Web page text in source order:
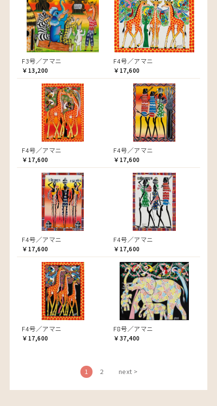
F3号／アマニ
￥13,200
F4号／アマニ
￥17,600
F4号／アマニ
￥17,600
F4号／アマニ
￥17,600
F4号／アマニ
￥17,600
F4号／アマニ
￥17,600
F4号／アマニ
￥17,600
F8号／アマニ
￥37,400
1 2 next >